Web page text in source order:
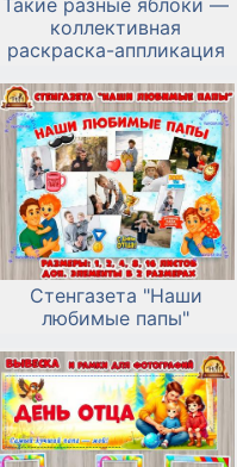
Такие разные яблоки —
коллективная
раскраска-аппликация
Стенгазета "Наши
любимые папы"